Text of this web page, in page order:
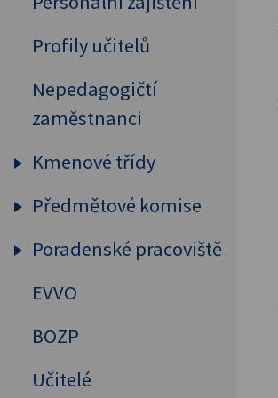
Profily učitelů
Nepedagogičtí
zaměstnanci
Kmenové třídy
Prima
Sekunda
Sexta
Předmětové komise
Humanitní předměty
Tělesná výchova
Poradenské pracoviště
Primární prevence
EVVO
BOZP
Učitelé